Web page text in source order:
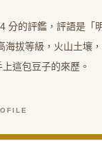
分的評鑑，評語是「
海拔等級，火山土壤
這包豆子的來歷。